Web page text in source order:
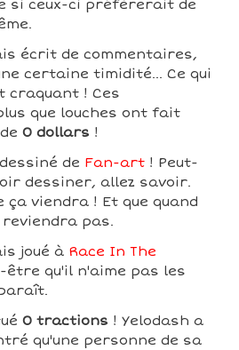
si ceux-ci préfèrerait de
écrit de commentaires,
certaine timidité... Ce qui
craquant ! Ces
que louches ont fait
0 dollars !
de Fan-art ! Peut-
dessiner, allez savoir.
ça viendra ! Et que quand
pas.
joué à Race In The
être qu'il n'aime pas les
0 tractions ! Yelodash a
qu'une personne de sa